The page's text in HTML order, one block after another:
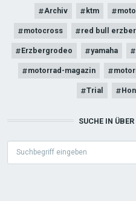
Archiv ktm
motocross red bull
Erzbergrodeo yamaha
motorrad-magazin
Trial
SUCHE IN